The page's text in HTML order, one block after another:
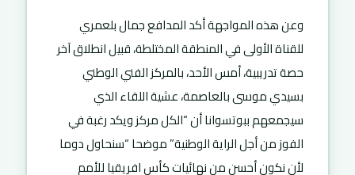
وعن هذه المواجهة أكد المدافع جمال بلعمري
للقناة الأولى في المنطقة المختلطة، قبيل انطلاق آخر
حصة تدريبية، أمس الأحد، بالمركز الفني الوطني
بسيدي موسى بالعاصمة، عشية اللقاء الذي
سيجمعهم ببوتسوانا أن “الكل مركز ويكد رغبة في
الفوز من أجل الراية الوطنية” موضحا “سنحاول دوما
لأن نكون أحسن من نهائيات كأس افريقيا للأمم